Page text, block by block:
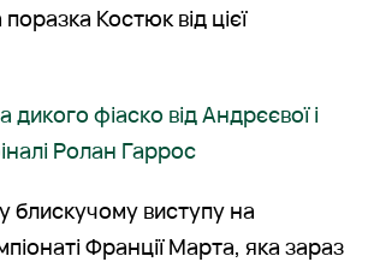
Костюк від цієї
дикого фіаско від Андрєєвої і
Ролан Гаррос
блискучому виступу на
Франції Марта, яка зараз